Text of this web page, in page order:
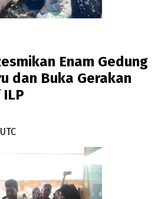
Enam Gedung
dan Buka Gerakan